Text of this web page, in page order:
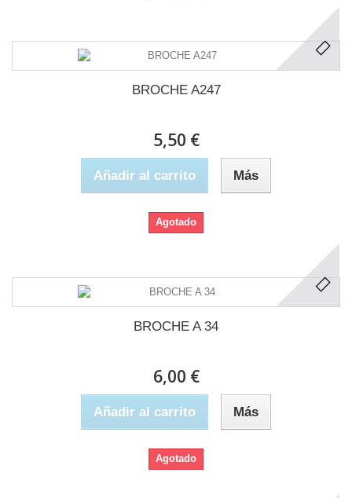
BROCHE A247
5,50 €
Añadir al carrito Más
Agotado
BROCHE A 34
6,00 €
Añadir al carrito Más
Agotado